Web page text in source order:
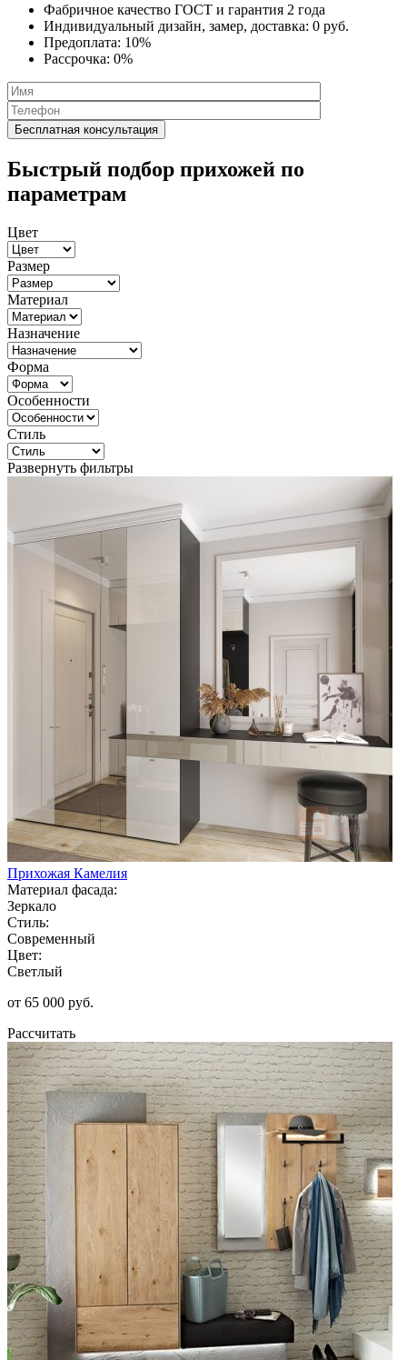
Фабричное качество ГОСТ и гарантия 2 года
Индивидуальный дизайн, замер, доставка: 0 руб.
Предоплата: 10%
Рассрочка: 0%
Быстрый подбор прихожей по
параметрам
Цвет
Размер
Материал
Назначение
Форма
Особенности
Стиль
Развернуть фильтры
Прихожая Камелия
Материал фасада:
Зеркало
Стиль:
Современный
Цвет:
Светлый
от 65 000 руб.
Рассчитать